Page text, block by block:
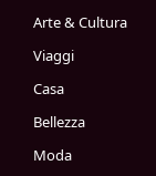
Arte & Cultura
Viaggi
Casa
Bellezza
Moda